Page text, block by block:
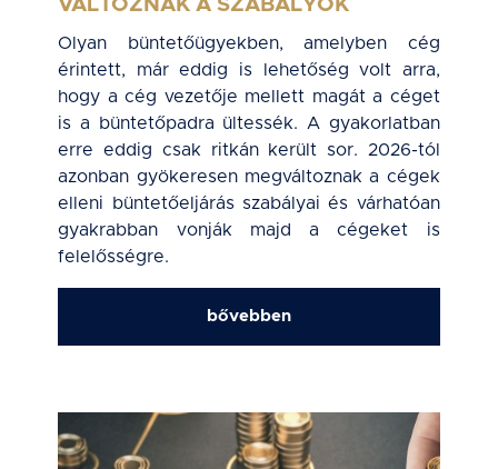
VÁLTOZNAK A SZABÁLYOK
Olyan büntetőügyekben, amelyben cég
érintett, már eddig is lehetőség volt arra,
hogy a cég vezetője mellett magát a céget
is a büntetőpadra ültessék. A gyakorlatban
erre eddig csak ritkán került sor. 2026-tól
azonban gyökeresen megváltoznak a cégek
elleni büntetőeljárás szabályai és várhatóan
gyakrabban vonják majd a cégeket is
felelősségre.
bővebben